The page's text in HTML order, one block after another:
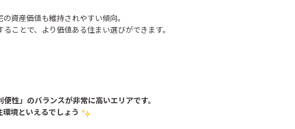
資産価値も維持されやすい傾向。
ことで、より価値ある住まい選びができます。
性」のバランスが非常に高いエリアです。
境といえるでしょう